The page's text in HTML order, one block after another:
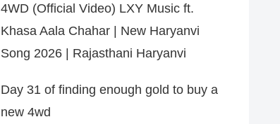
4WD (Official Video) LXY Music ft.
Khasa Aala Chahar | New Haryanvi
Song 2026 | Rajasthani Haryanvi
Day 31 of finding enough gold to buy a
new 4wd